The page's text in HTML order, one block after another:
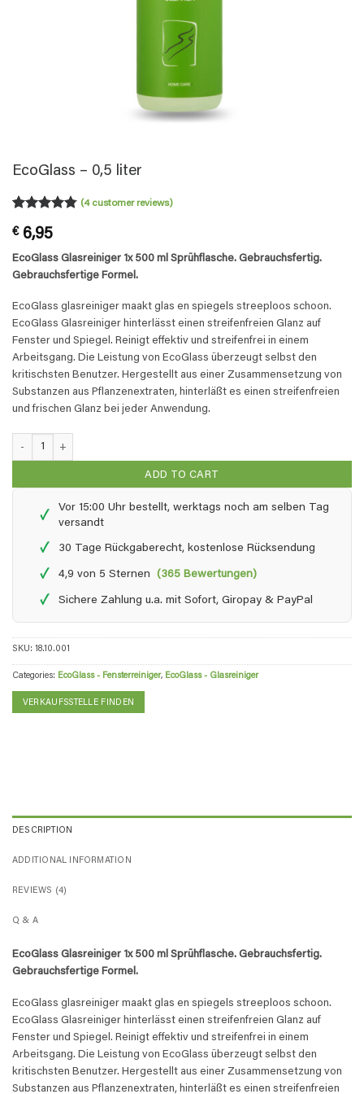
EcoGlass – 0,5 liter
out of 5
customer
ratings
(4customer reviews)
€6,95
EcoGlass Glasreiniger 1x 500 ml Sprühflasche. Gebrauchsfertig.
Gebrauchsfertige Formel.
EcoGlass glasreiniger maakt glas en spiegels streeploos schoon.
EcoGlass Glasreiniger hinterlässt einen streifenfreien Glanz auf
Fenster und Spiegel. Reinigt effektiv und streifenfrei in einem
Arbeitsgang. Die Leistung von EcoGlass überzeugt selbst den
kritischsten Benutzer. Hergestellt aus einer Zusammensetzung von
Substanzen aus Pflanzenextraten, hinterläßt es einen streifenfreien
und frischen Glanz bei jeder Anwendung.
ADD TO CART
✓
Vor 15:00 Uhr bestellt, werktags noch am selben Tag
versandt
✓ 30 Tage Rückgaberecht, kostenlose Rücksendung
✓ 4,9 von 5 Sternen(365 Bewertungen)
✓ Sichere Zahlung u.a. mit Sofort, Giropay & PayPal
SKU: 18.10.001
Categories: EcoGlass - Fensterreiniger, EcoGlass - Glasreiniger
VERKAUFSSTELLE FINDEN
DESCRIPTION
ADDITIONAL INFORMATION
REVIEWS (4)
Q & A
EcoGlass Glasreiniger 1x 500 ml Sprühflasche. Gebrauchsfertig.
Gebrauchsfertige Formel.
EcoGlass glasreiniger maakt glas en spiegels streeploos schoon.
EcoGlass Glasreiniger hinterlässt einen streifenfreien Glanz auf
Fenster und Spiegel. Reinigt effektiv und streifenfrei in einem
Arbeitsgang. Die Leistung von EcoGlass überzeugt selbst den
kritischsten Benutzer. Hergestellt aus einer Zusammensetzung von
Substanzen aus Pflanzenextraten, hinterläßt es einen streifenfreien